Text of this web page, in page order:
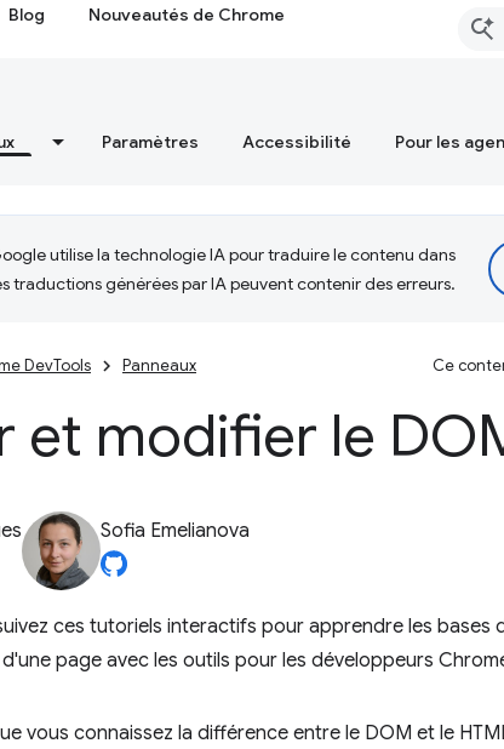
Blog Nouveautés de Chrome
Paramètres Accessibilité Pour les
utilise la technologie IA pour traduire le contenu dans
traductions générées par IA peuvent contenir des erreurs.
DevTools Panneaux Ce
et modifier le
Sofia Emelianova
ces tutoriels interactifs pour apprendre les bases
page avec les outils pour les développeurs
vous connaissez la différence entre le DOM et le